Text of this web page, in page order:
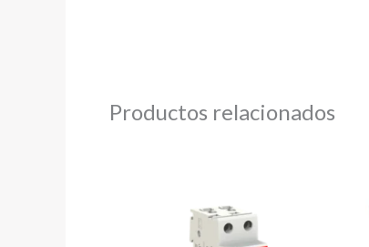
Productos relacionados